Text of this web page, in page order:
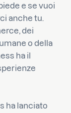
e se vuoi
anche tu.
dei
o della
ha il
ha lanciato